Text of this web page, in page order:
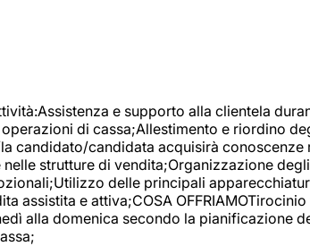
e supporto alla clientela
di cassa;Allestimento e riordino
candidato/candidata acquisirà
strutture di vendita;Organizzazione
delle principali
assistita e attiva;COSA
alla domenica secondo la pianificazione